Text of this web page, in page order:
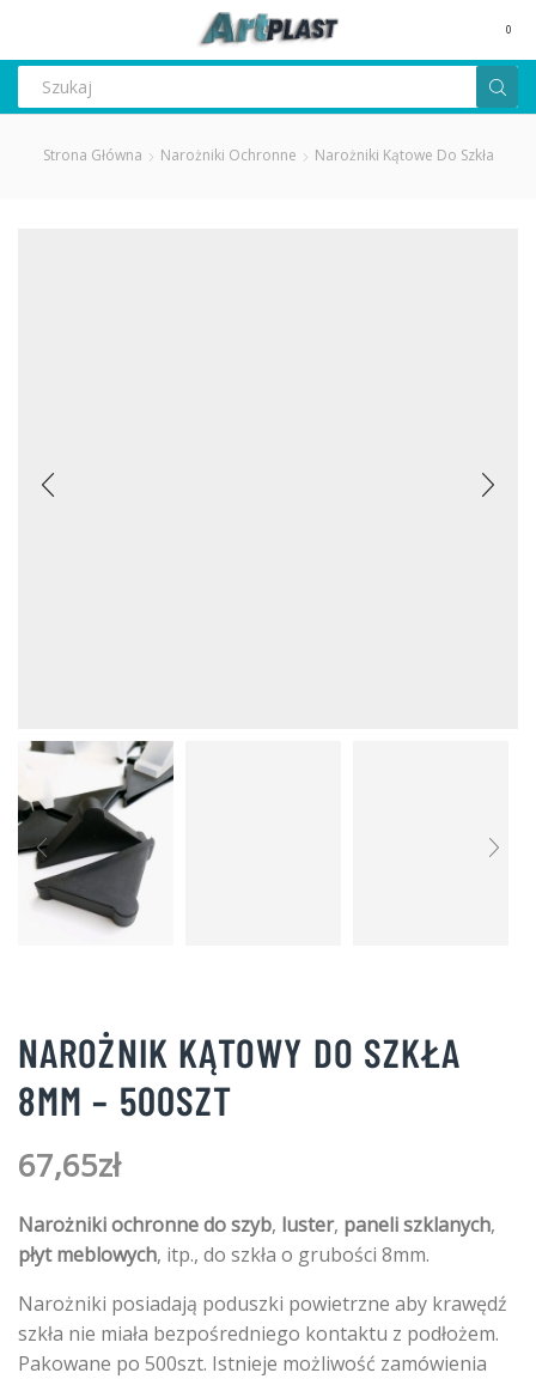
0
input
Strona Główna Narożniki Ochronne Narożniki Kątowe Do Szkła
NAROŻNIK KĄTOWY DO SZKŁA
8MM – 500SZT
67,65zł
Narożniki ochronne do szyb, luster, paneli szklanych,
płyt meblowych, itp., do szkła o grubości 8mm.
Narożniki posiadają poduszki powietrzne aby krawędź
szkła nie miała bezpośredniego kontaktu z podłożem.
Pakowane po 500szt. Istnieje możliwość zamówienia